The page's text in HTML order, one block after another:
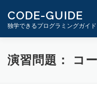
ン
CODE-GUIDE
独学できるプログラミングガイド
１分動画とテキスト
演習問題： コ